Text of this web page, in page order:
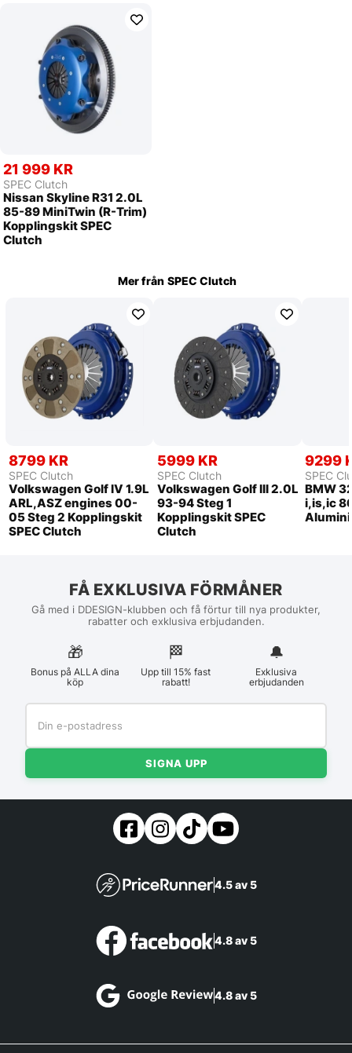
21 999 KR
SPEC Clutch
Nissan Skyline R31 2.0L
85-89 MiniTwin (R-Trim)
Kopplingskit SPEC
Clutch
Mer från SPEC Clutch
8799 KR
SPEC Clutch
Volkswagen Golf IV 1.9L
ARL,ASZ engines 00-
05 Steg 2 Kopplingskit
SPEC Clutch
5999 KR
SPEC Clutch
Volkswagen Golf III 2.0L
93-94 Steg 1
Kopplingskit SPEC
Clutch
9299
SPEC
BMW
i,is,ic
FÅ EXKLUSIVA FÖRMÅNER
Gå med i DDESIGN-klubben och få förtur till nya produkter,
rabatter och exklusiva erbjudanden.
🎁
Bonus på ALLA dina
köp
🏁︎
Upp till 15% fast
rabatt!
🔔
Exklusiva
erbjudanden
SIGNA UPP
4.5 av 5
4.8 av 5
4.8 av 5